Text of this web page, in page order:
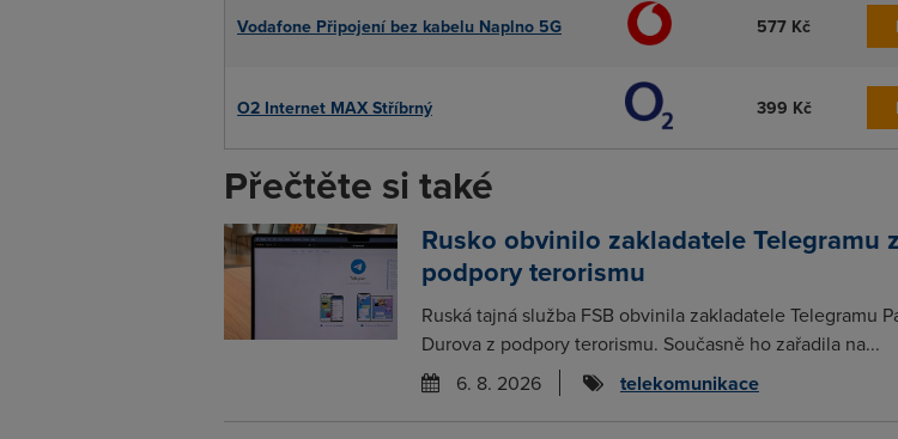
Vodafone Připojení bez kabelu Naplno 5G 577 Kč
O2 Internet MAX Stříbrný 399 Kč
Přečtěte si také
Rusko obvinilo zakladatele Telegramu z
podpory terorismu
Ruská tajná služba FSB obvinila zakladatele Telegramu
Durova z podpory terorismu. Současně ho zařadila na...
6. 8. 2026
telekomunikace